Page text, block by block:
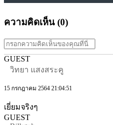
ความคิดเห็น (0)
GUEST
วิทยา แสงสระคู
15 กรกฎาคม 2564 21:04:51
เยี่ยมจริงๆ
GUEST